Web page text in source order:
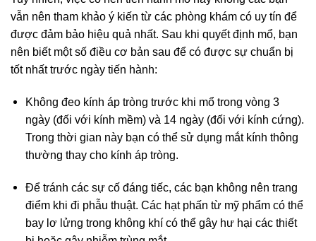
vẫn nên tham khảo ý kiến từ các phòng khám có uy tín để
được đảm bảo hiệu quả nhất. Sau khi quyết định mổ, bạn
nên biết một số điều cơ bản sau để có được sự chuẩn bị
tốt nhất trước ngày tiến hành:
Không đeo kính áp tròng trước khi mổ trong vòng 3
ngày (đối với kính mềm) và 14 ngày (đối với kính cứng).
Trong thời gian này bạn có thể sử dụng mắt kính thông
thường thay cho kính áp tròng.
Để tránh các sự cố đáng tiếc, các bạn không nên trang
điểm khi đi phẫu thuật. Các hạt phấn từ mỹ phẩm có thể
bay lơ lửng trong không khí có thể gây hư hại các thiết